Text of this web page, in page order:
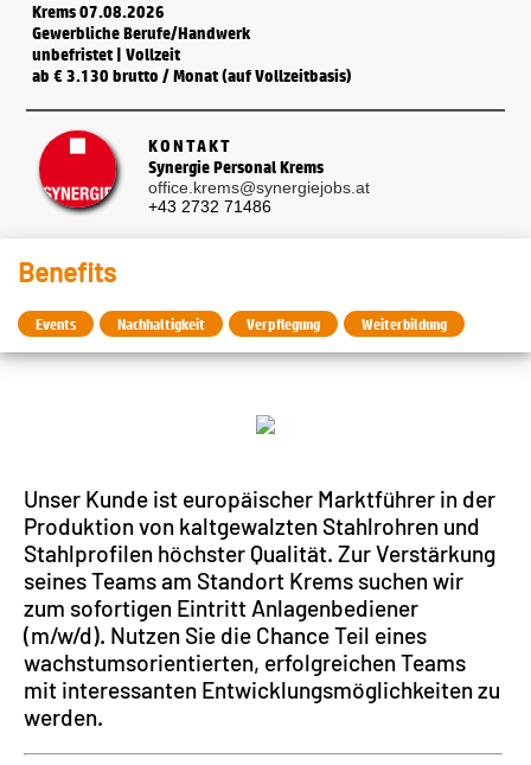
Krems 07.08.2026
Gewerbliche Berufe/Handwerk
unbefristet | Vollzeit
ab € 3.130 brutto / Monat (auf Vollzeitbasis)
KONTAKT
Synergie Personal Krems
office.krems@synergiejobs.at
+43 2732 71486
Benefits
Events Nachhaltigkeit Verpflegung Weiterbildung
Unser Kunde ist europäischer Marktführer in der
Produktion von kaltgewalzten Stahlrohren und
Stahlprofilen höchster Qualität. Zur Verstärkung
seines Teams am Standort Krems suchen wir
zum sofortigen Eintritt Anlagenbediener
(m/w/d). Nutzen Sie die Chance Teil eines
wachstumsorientierten, erfolgreichen Teams
mit interessanten Entwicklungsmöglichkeiten zu
werden.